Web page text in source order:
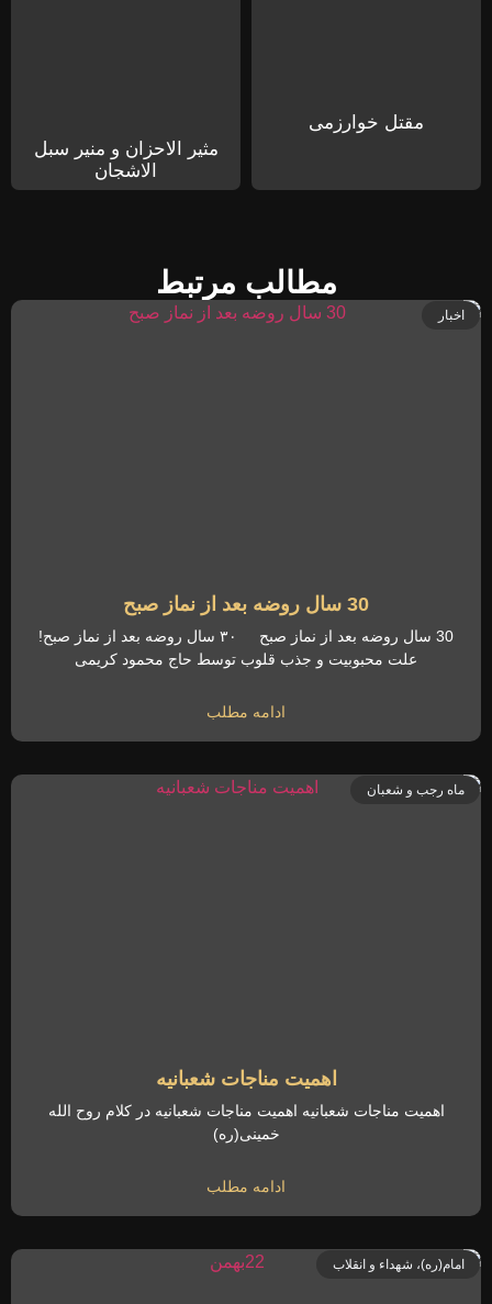
مقتل خوارزمی
مثیر الاحزان و منیر سبل
الاشجان
مطالب مرتبط
اخبار
30 سال روضه بعد از نماز صبح
30 سال روضه بعد از نماز صبح ۳۰ سال روضه بعد از نماز صبح!
علت محبوبیت و جذب قلوب توسط حاج محمود کریمی
ادامه مطلب
ماه رجب و شعبان
اهمیت مناجات شعبانیه
اهمیت مناجات شعبانیه اهمیت مناجات شعبانیه در کلام روح الله
خمینی(ره)
ادامه مطلب
امام(ره)، شهداء و انقلاب